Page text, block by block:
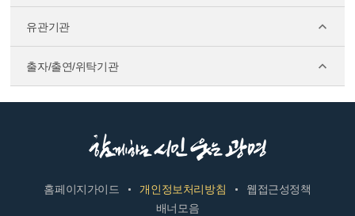
유관기관
출자/출연/위탁기관
홈페이지가이드 개인정보처리방침
웹접근성정책
배너모음